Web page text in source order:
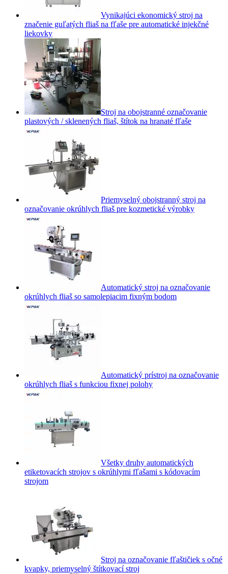
Vynikajúci ekonomický stroj na
značenie guľatých fliaš na fľaše pre automatické injekčné
liekovky
Stroj na obojstranné označovanie
plastových / sklenených fliaš, štítok na hranaté fľaše
Priemyselný obojstranný stroj na
označovanie okrúhlych fliaš pre kozmetické výrobky
Automatický stroj na označovanie
okrúhlych fliaš so samolepiacim fixným bodom
Automatický prístroj na označovanie
okrúhlych fliaš s funkciou fixnej polohy
Všetky druhy automatických
etiketovacích strojov s okrúhlymi fľašami s kódovacím
strojom
Stroj na označovanie fľaštičiek s očné
kvapky, priemyselný štítkovací stroj